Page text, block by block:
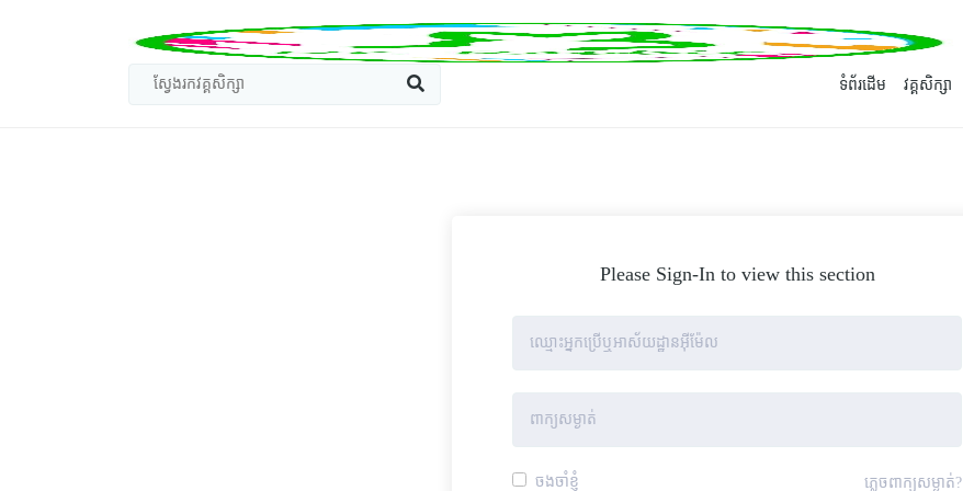
ទំព័រដើម វគ្គសិក្សា
Please Sign-In to view this section
ចងចាំខ្ញុំ ភ្លេចពាក្យសម្ងាត់?